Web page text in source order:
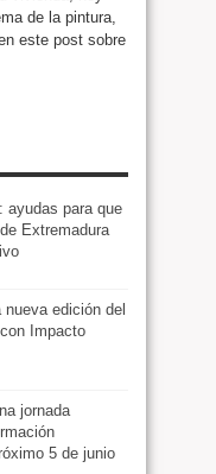
de la pintura,
este post sobre
ayudas para que
Extremadura
edición del
Impacto
jornada
5 de junio